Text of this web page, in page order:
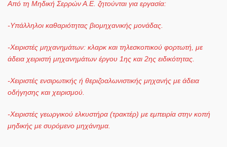
Από τη Μηδική Σερρών Α.Ε. ζητούνται για εργασία:
-Υπάλληλοι καθαριότητας βιομηχανικής μονάδας.
-Χειριστές μηχανημάτων: κλαρκ και τηλεσκοπικού φορτωτή, με
άδεια χειριστή μηχανημάτων έργου 1ης και 2ης ειδικότητας.
-Χειριστές ενσιρωτικής ή θεριζοαλωνιστικής μηχανής με άδεια
οδήγησης και χειρισμού.
-Χειριστές γεωργικού ελκυστήρα (τρακτέρ) με εμπειρία στην κοπή
μηδικής με συρόμενο μηχάνημα.